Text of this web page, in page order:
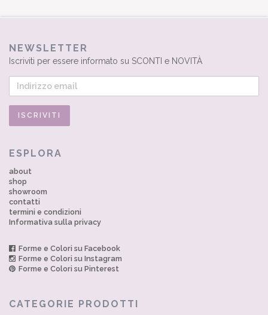
NEWSLETTER
Iscriviti per essere informato su SCONTI e NOVITÀ
ESPLORA
about
shop
showroom
contatti
termini e condizioni
Informativa sulla privacy
Forme e Colori su Facebook
Forme e Colori su Instagram
Forme e Colori su Pinterest
CATEGORIE PRODOTTI